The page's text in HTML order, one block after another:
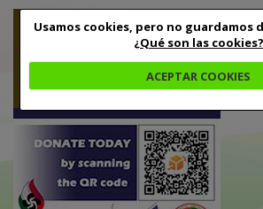
Usamos cookies, pero no guardamos
¿Qué son las cookies?
ACEPTAR COOKIES